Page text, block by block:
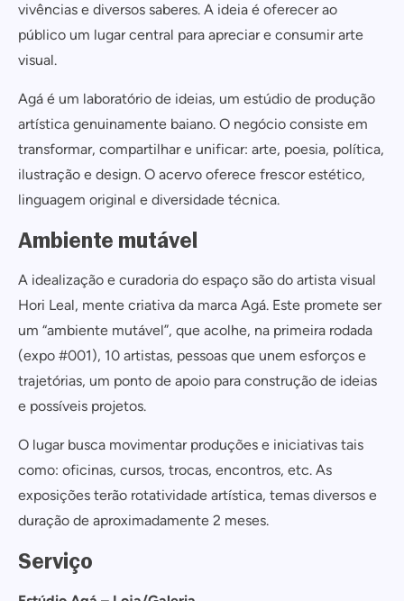
vivências e diversos saberes. A ideia é oferecer ao
público um lugar central para apreciar e consumir arte
visual.
Agá é um laboratório de ideias, um estúdio de produção
artística genuinamente baiano. O negócio consiste em
transformar, compartilhar e unificar: arte, poesia, política,
ilustração e design. O acervo oferece frescor estético,
linguagem original e diversidade técnica.
Ambiente mutável
A idealização e curadoria do espaço são do artista visual
Hori Leal, mente criativa da marca Agá. Este promete ser
um “ambiente mutável”, que acolhe, na primeira rodada
(expo #001), 10 artistas, pessoas que unem esforços e
trajetórias, um ponto de apoio para construção de ideias
e possíveis projetos.
O lugar busca movimentar produções e iniciativas tais
como: oficinas, cursos, trocas, encontros, etc. As
exposições terão rotatividade artística, temas diversos e
duração de aproximadamente 2 meses.
Serviço
Cadastrar
Não tem uma conta? Inscreva-se agora.
COMPARTILHAR
https://www.salvadordabahia.com/experiencias/estudio-aga-lojagaleria/ COPIAR LINK